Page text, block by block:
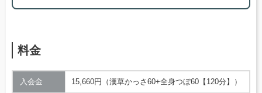
料金
入会金 15,660円（漢草かっさ60+全身つぼ60【120分】）